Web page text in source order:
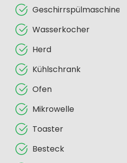
Geschirrspülmaschine
Wasserkocher
Herd
Kühlschrank
Ofen
Mikrowelle
Toaster
Besteck